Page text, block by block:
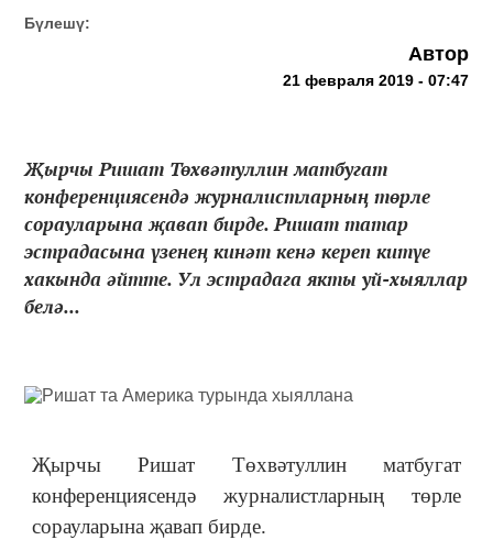
Бүлешү:
Автор
21 февраля 2019 - 07:47
Җырчы Ришат Төхвәтуллин матбугат
конференциясендә журналистларның төрле
сорауларына җавап бирде. Ришат татар
эстрадасына үзенең кинәт кенә кереп китүе
хакында әйтте. Ул эстрадага якты уй-хыяллар
белә...
Җырчы Ришат Төхвәтуллин матбугат
конференциясендә журналистларның төрле
сорауларына җавап бирде.